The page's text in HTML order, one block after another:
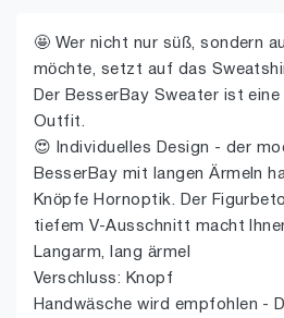
🤩 Wer nicht nur süß, sondern
möchte, setzt auf das
Der BesserBay Sweater ist
Outfit.
😍 Individuelles Design - der
BesserBay mit langen Ärmeln
Knöpfe Hornoptik. Der
tiefem V-Ausschnitt macht
Langarm, lang ärmel
Verschluss: Knopf
Handwäsche wird empfohlen -